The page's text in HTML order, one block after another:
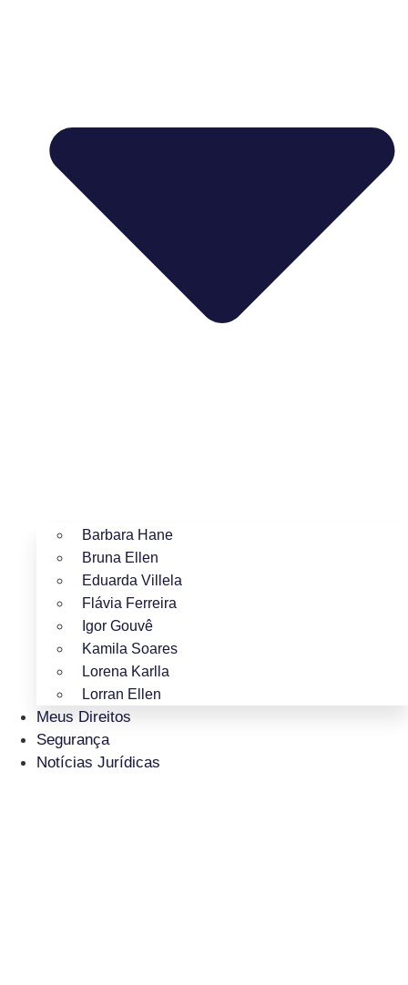
Barbara Hane
Bruna Ellen
Eduarda Villela
Flávia Ferreira
Igor Gouvê
Kamila Soares
Lorena Karlla
Lorran Ellen
Meus Direitos
Segurança
Notícias Jurídicas